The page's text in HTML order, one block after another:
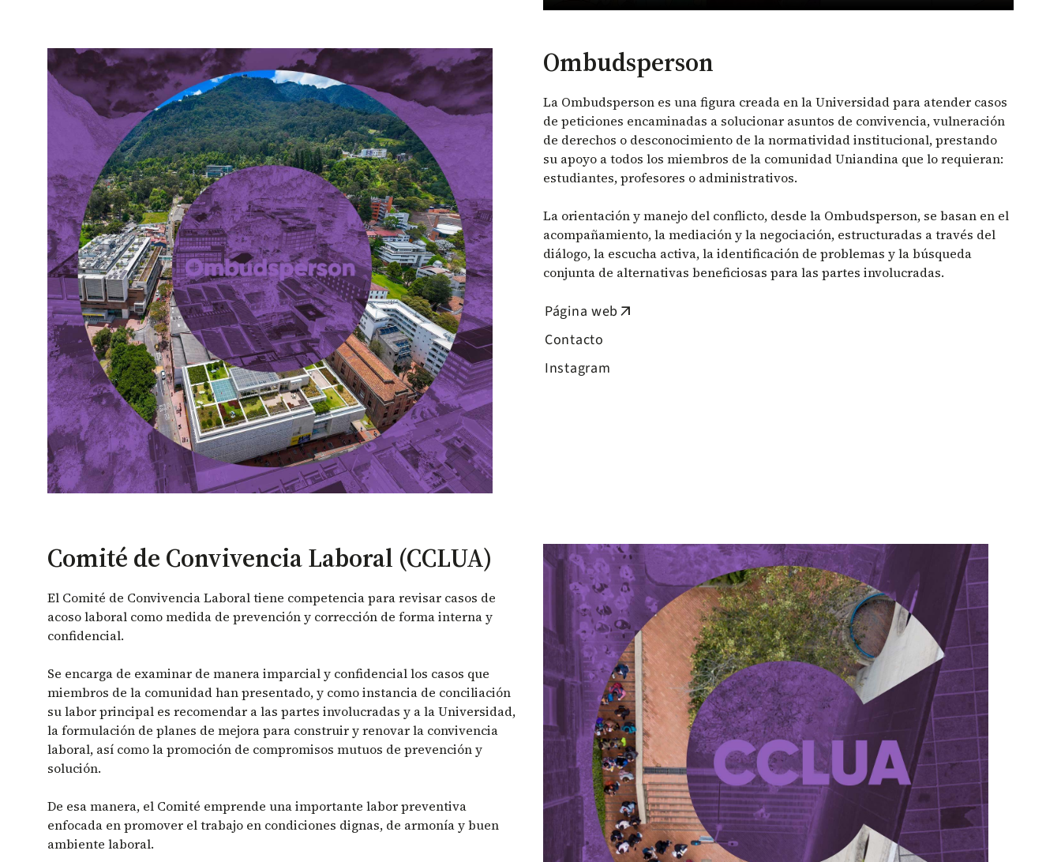
Ombudsperson
La Ombudsperson es una figura creada en la Universidad para atender casos
de peticiones encaminadas a solucionar asuntos de convivencia, vulneración
de derechos o desconocimiento de la normatividad institucional, prestando
su apoyo a todos los miembros de la comunidad Uniandina que lo requieran:
estudiantes, profesores o administrativos.
La orientación y manejo del conflicto, desde la Ombudsperson, se basan en el
acompañamiento, la mediación y la negociación, estructuradas a través del
diálogo, la escucha activa, la identificación de problemas y la búsqueda
conjunta de alternativas beneficiosas para las partes involucradas.
Página webarrow_outward
Contacto
Instagram
Comité de Convivencia Laboral (CCLUA)
El Comité de Convivencia Laboral tiene competencia para revisar casos de
acoso laboral como medida de prevención y corrección de forma interna y
confidencial.
Se encarga de examinar de manera imparcial y confidencial los casos que
miembros de la comunidad han presentado, y como instancia de conciliación
su labor principal es recomendar a las partes involucradas y a la Universidad,
la formulación de planes de mejora para construir y renovar la convivencia
laboral, así como la promoción de compromisos mutuos de prevención y
solución.
De esa manera, el Comité emprende una importante labor preventiva
enfocada en promover el trabajo en condiciones dignas, de armonía y buen
ambiente laboral.